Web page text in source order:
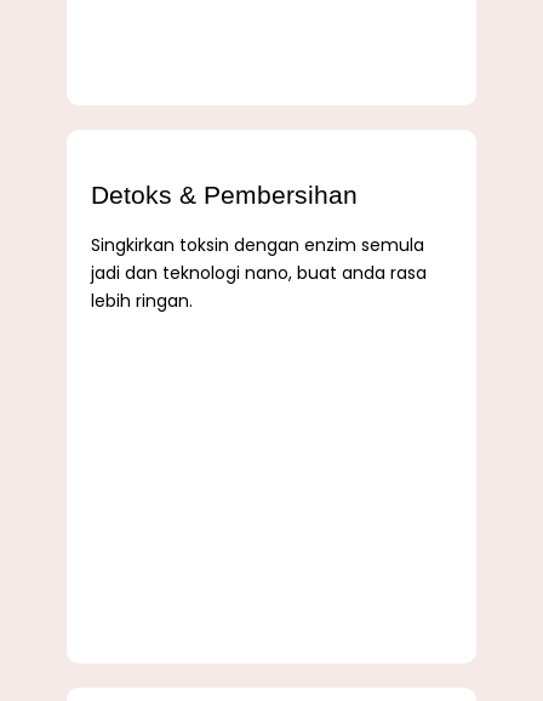
Detoks & Pembersihan
Singkirkan toksin dengan enzim semula
jadi dan teknologi nano, buat anda rasa
lebih ringan.